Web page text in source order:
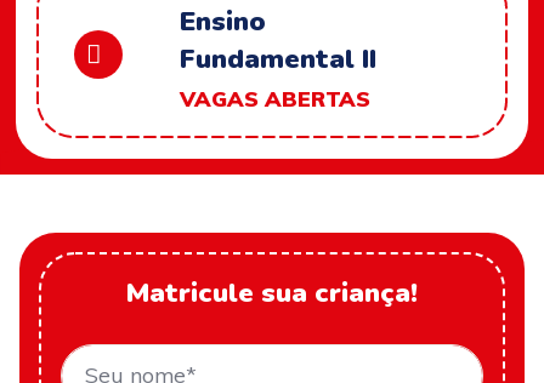
Ensino
Fundamental II
VAGAS ABERTAS
Matricule sua criança!